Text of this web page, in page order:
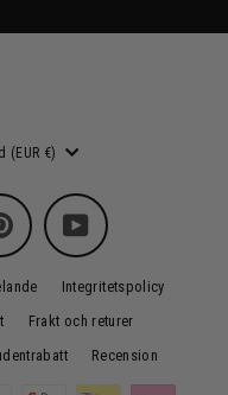
(EUR €)
Pinterest YouTube
Integritetspolicy
Frakt och returer
Recension